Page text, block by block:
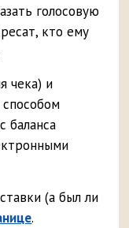
голосовую
кто ему
чека) и
баланса
(а был ли
.